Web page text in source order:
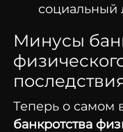
социальный
Минусы
Теперь о самом
банкротства